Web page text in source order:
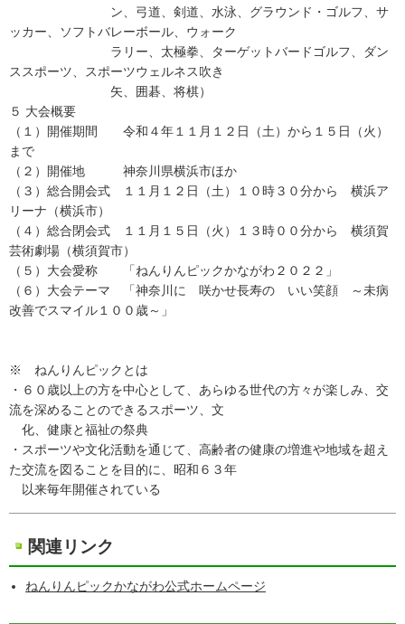
ン、弓道、剣道、水泳、グラウンド・ゴルフ、サ
ッカー、ソフトバレーボール、ウォーク
ラリー、太極拳、ターゲットバードゴルフ、ダン
ススポーツ、スポーツウェルネス吹き
矢、囲碁、将棋）
５ 大会概要
（１）開催期間 令和４年１１月１２日（土）から１５日（火）
まで
（２）開催地 神奈川県横浜市ほか
（３）総合開会式 １１月１２日（土）１０時３０分から 横浜ア
リーナ（横浜市）
（４）総合閉会式 １１月１５日（火）１３時００分から 横須賀
芸術劇場（横須賀市）
（５）大会愛称 「ねんりんピックかながわ２０２２」
（６）大会テーマ 「神奈川に 咲かせ長寿の いい笑顔 ～未病
改善でスマイル１００歳～」
※ ねんりんピックとは
・６０歳以上の方を中心として、あらゆる世代の方々が楽しみ、交
流を深めることのできるスポーツ、文
化、健康と福祉の祭典
・スポーツや文化活動を通じて、高齢者の健康の増進や地域を超え
た交流を図ることを目的に、昭和６３年
以来毎年開催されている
関連リンク
ねんりんピックかながわ公式ホームページ